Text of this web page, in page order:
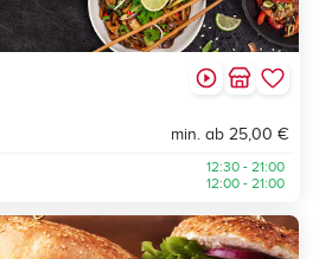
min. ab 25,00 €
12:30 - 21:00
12:00 - 21:00